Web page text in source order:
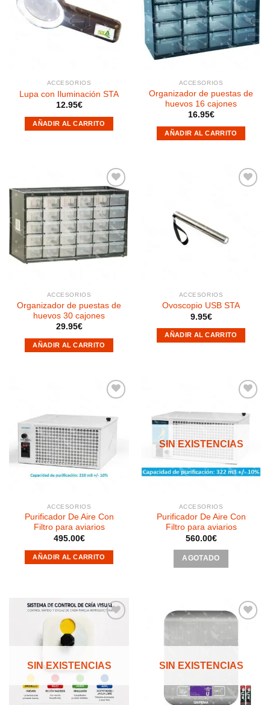
lista de
deseos
ACCESORIOS
Lupa con Iluminación STA
12.95€
AÑADIR AL CARRITO
Añadir
a la
lista de
deseos
ACCESORIOS
Organizador de puestas de
huevos 16 cajones
16.95€
AÑADIR AL CARRITO
Añadir
a la
lista de
deseos
ACCESORIOS
Organizador de puestas de
huevos 30 cajones
29.95€
AÑADIR AL CARRITO
ACCESORIOS
Ovoscopio USB STA
9.95€
AÑADIR AL CARRITO
Añadir
lista de
deseos
ACCESORIOS
Purificador De Aire Con
Filtro para aviarios
495.00€
AÑADIR AL CARRITO
lista de
SIN EXISTENCIAS
ACCESORIOS
Purificador De Aire Con
Filtro para aviarios
560.00€
AGOTADO
lista de
deseos
SIN EXISTENCIAS
lista de
SIN EXISTENCIAS